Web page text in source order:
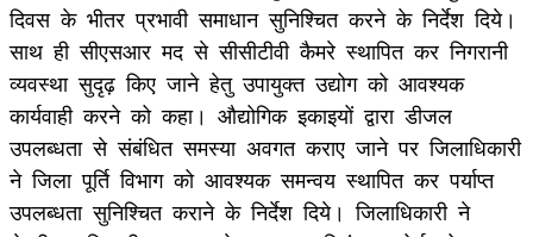
दिवस के भीतर प्रभावी समाधान सुनिश्चित करने के निर्देश दिये।
साथ ही सीएसआर मद से सीसीटीवी कैमरे स्थापित कर निगरानी
व्यवस्था सुदृढ़ किए जाने हेतु उपायुक्त उद्योग को आवश्यक
कार्यवाही करने को कहा। औद्योगिक इकाइयों द्वारा डीजल
उपलब्धता से संबंधित समस्या अवगत कराए जाने पर जिलाधिकारी
ने जिला पूर्ति विभाग को आवश्यक समन्वय स्थापित कर पर्याप्त
उपलब्धता सुनिश्चित कराने के निर्देश दिये। जिलाधिकारी ने